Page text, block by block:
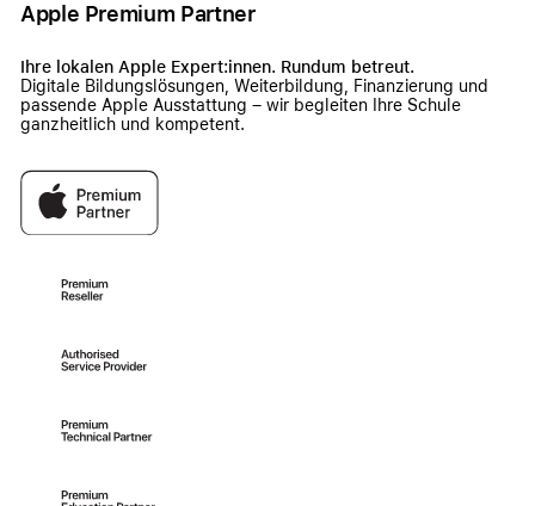
Apple Premium Partner
Ihre lokalen Apple Expert:innen. Rundum betreut.
Digitale Bildungslösungen, Weiterbildung, Finanzierung und
passende Apple Ausstattung – wir begleiten Ihre Schule
ganzheitlich und kompetent.